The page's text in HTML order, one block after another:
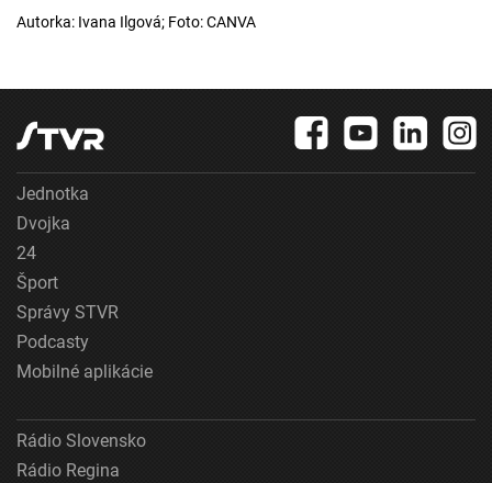
Autorka: Ivana Ilgová; Foto: CANVA
Jednotka
Dvojka
24
Šport
Správy STVR
Podcasty
Mobilné aplikácie
Rádio Slovensko
Rádio Regina